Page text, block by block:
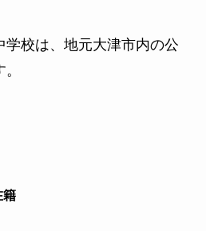
学校は、地元大津市内の公
籍